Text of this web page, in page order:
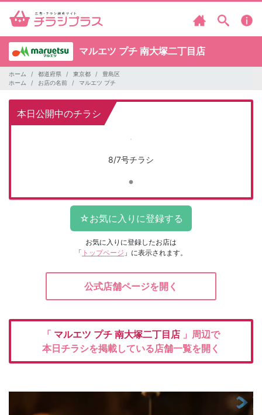
マルエツ プチ 南大塚二丁目店
ホーム 都道府県 東京都
豊島区
ホーム
お店の名前 マルエツ プチ
本日公開中のチラシ
8/7号チラシ
お気に入りに登録したお店は
「 トップページ 」に表示されます。
公式店舗ページを開く
「 マルエツ プチ 南大塚二丁目店 」周辺で
本日チラシを掲載している店舗一覧を開く